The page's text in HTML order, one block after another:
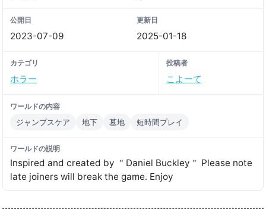
公開日
2023-07-09
更新日
2025-01-18
カテゴリ
ホラー
投稿者
こよーて
ワールドの内容
ジャンプスケア 地下 墓地 短時間プレイ
ワールドの説明
Inspired and created by ＂Daniel Buckley＂ Please note
late joiners will break the game․ Enjoy